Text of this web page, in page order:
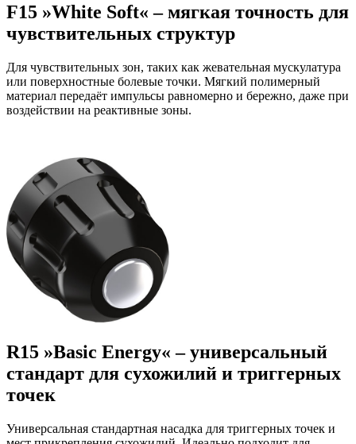
F15 »White Soft« – мягкая точность для
чувствительных структур
Для чувствительных зон, таких как жевательная мускулатура
или поверхностные болевые точки. Мягкий полимерный
материал передаёт импульсы равномерно и бережно, даже при
воздействии на реактивные зоны.
R15 »Basic Energy« – универсальный
стандарт для сухожилий и триггерных
точек
Универсальная стандартная насадка для триггерных точек и